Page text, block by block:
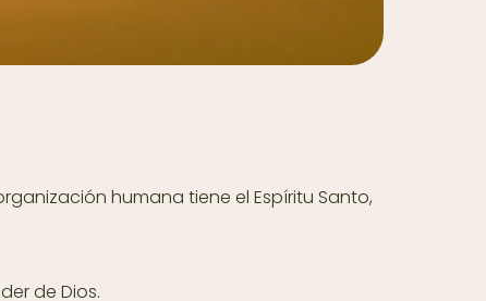
humana tiene el Espíritu Santo,
de Dios.